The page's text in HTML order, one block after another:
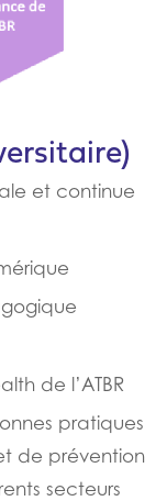
et continue
de l’ATBR
pratiques
de prévention
secteurs